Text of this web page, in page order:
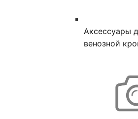
Аксессуары
венозной